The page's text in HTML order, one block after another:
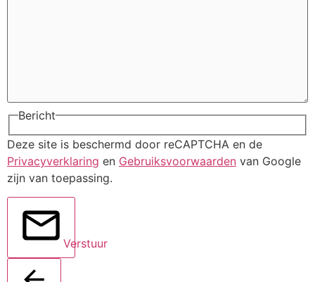
Bericht
Deze site is beschermd door reCAPTCHA en de
Privacyverklaring en Gebruiksvoorwaarden van Google
zijn van toepassing.
Verstuur